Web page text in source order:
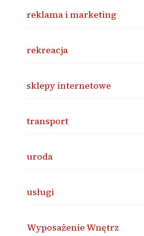
reklama i marketing
rekreacja
sklepy internetowe
transport
uroda
usługi
Wyposażenie Wnętrz